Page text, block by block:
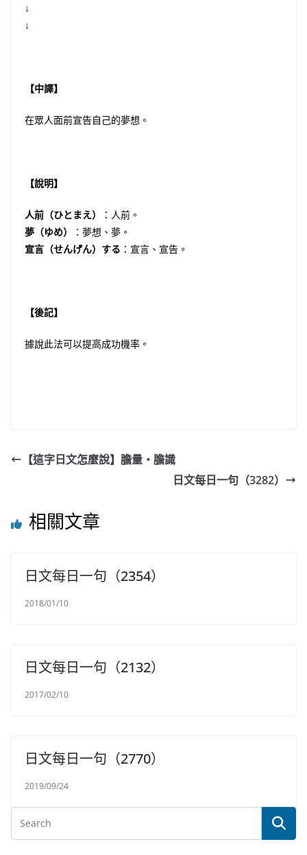
↓
↓
【中譯】
在眾人面前宣告自己的夢想。
【說明】
人前（ひとまえ）
：人前。
夢（ゆめ）
：夢想、夢。
宣言（せんげん）する ：宣言、宣告。
【後記】
據說此法可以提高成功機率。
【這字日文怎麼說】膽量・膽識
日文每日一句（3282）
相關文章
日文每日一句（2354）
2018/01/10
日文每日一句（2132）
2017/02/10
日文每日一句（2770）
2019/09/24